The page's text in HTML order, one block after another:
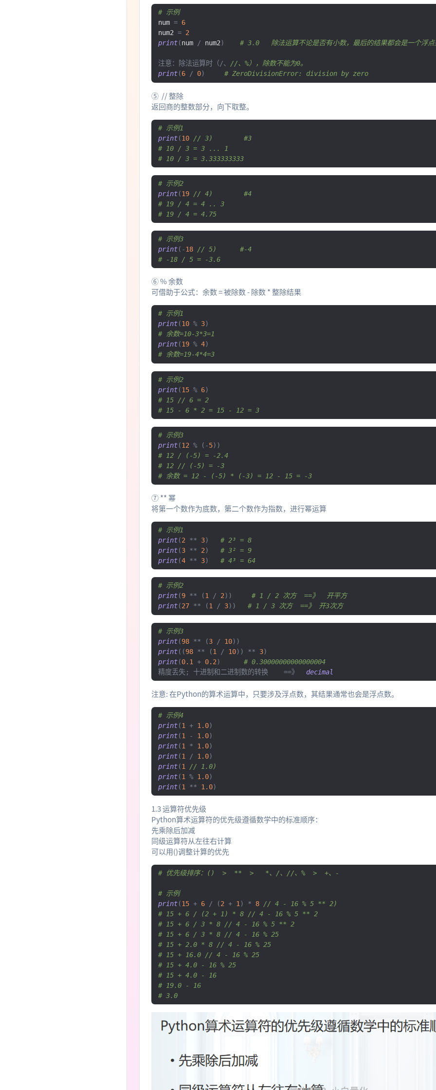
# 示例
num = 6
num2 = 2
print(num / num2) # 3.0   除法运算不论是否有小数，最后的结果都会是一个浮点
注意：除法运算时（/、 //、%），除数不能为0。
print(6 / 0) # ZeroDivisionError: division by zero
⑤ // 整除
返回商的整数部分，向下取整。
# 示例1
print(10
// 3)        #3
# 10 / 3 = 3 ... 1
# 10 / 3 = 3.333333333
# 示例2
print(19
// 4)        #4
# 19 / 4 = 4 .. 3
# 19 / 4 = 4.75
# 示例3
print(-18
// 5)      #-4
# -18 / 5 = -3.6
⑥ % 余数
可借助于公式：余数 = 被除数 - 除数 * 整除结果
# 示例1
print(10 % 3)
# 余数=10-3*3=1
print(19 % 4)
# 余数=19-4*4=3
# 示例2
print(15 % 6)
# 15 // 6 = 2
# 15 - 6 * 2 = 15 - 12 = 3
# 示例3
print(12 % (-5))
# 12 / (-5) = -2.4
# 12 // (-5) = -3
# 余数 = 12 - (-5) * (-3) = 12 - 15 = -3
⑦ ** 幂
将第一个数作为底数，第二个数作为指数，进行幂运算
# 示例1
print(2 ** 3)
# 2³ = 8
print(3 ** 2)
# 3² = 9
print(4 ** 3) # 4³ = 64
# 示例2
print(9 ** (1 / 2))
# 1 / 2 次方  ==》  开平方
print(27 ** (1 / 3)) # 1 / 3 次方  ==》 开3次方
# 示例3
print(98 ** (3 / 10))
print((98 ** (1 / 10)) ** 3)
print(0.1 + 0.2)
# 0.30000000000000004
精度丢失;
十进制和二进制数的转换 ==》 decimal
注意: 在Python的算术运算中，只要涉及浮点数，其结果通常也会是浮点数。
# 示例4
print(1 + 1.0)
print(1 - 1.0)
print(1 * 1.0)
print(1 / 1.0)
print(1
// 1.0)
print(1 % 1.0)
print(1 ** 1.0)
1.3 运算符优先级
Python算术运算符的优先级遵循数学中的标准顺序：
先乘除后加减
同级运算符从左往右计算
可以用()调整计算的优先
# 优先级排序：()  >  **  >   *、/、//、%  >  +、-
# 示例
print(15 + 6 / (2 + 1 ) * 8
// 4 - 16 % 5 ** 2)
# 15 + 6 / (2 + 1) * 8 // 4 - 16 % 5 ** 2
# 15 + 6 / 3 * 8 // 4 - 16 % 5 ** 2
# 15 + 6 / 3 * 8 // 4 - 16 % 25
# 15 + 2.0 * 8 // 4 - 16 % 25
# 15 + 16.0 // 4 - 16 % 25
# 15 + 4.0 - 16 % 25
# 15 + 4.0 - 16
# 19.0 - 16
# 3.0